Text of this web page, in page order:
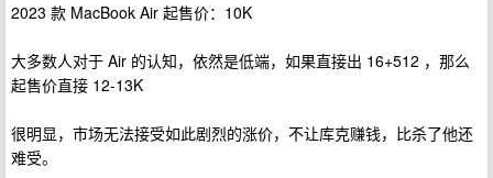
2023 款 MacBook Air 起售价：10K
大多数人对于 Air 的认知，依然是低端，如果直接出 16+512 ，那么
起售价直接 12-13K
很明显，市场无法接受如此剧烈的涨价，不让库克赚钱，比杀了他还
难受。